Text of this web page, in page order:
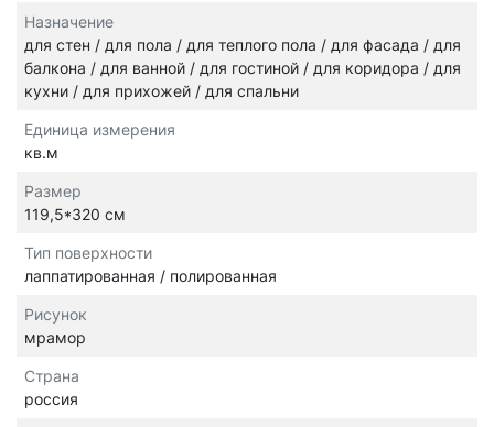
Назначение
для стен / для пола / для теплого пола / для фасада / для
балкона / для ванной / для гостиной / для коридора / для
кухни / для прихожей / для спальни
Единица измерения
кв.м
Размер
119,5*320 см
Тип поверхности
лаппатированная / полированная
Рисунок
мрамор
Страна
россия